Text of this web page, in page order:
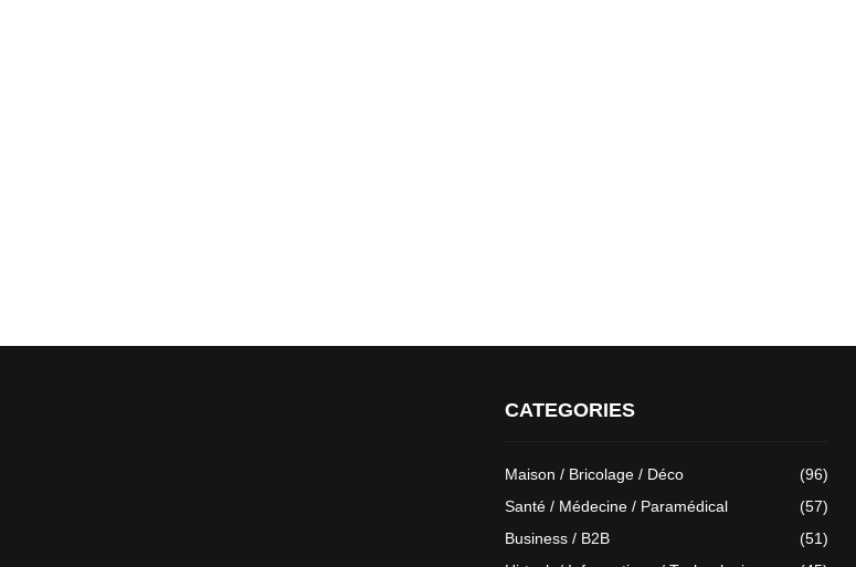
CATEGORIES
Maison / Bricolage / Déco
(96)
Santé / Médecine / Paramédical
(57)
Business / B2B
(51)